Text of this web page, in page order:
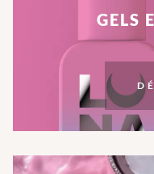
GELS